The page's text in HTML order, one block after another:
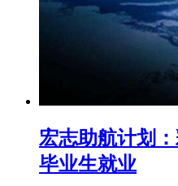
宏志助航计划
毕业生就业